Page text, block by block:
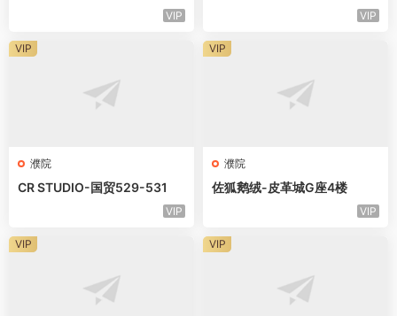
VIP VIP
濮院
CR STUDIO-国贸529-531
VIP
VIP
濮院
佐狐鹅绒-皮革城G座4楼
VIP
VIP
VIP VIP